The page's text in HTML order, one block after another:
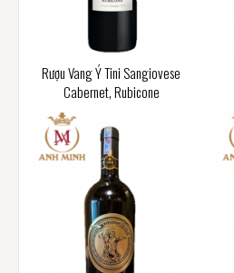
Rượu Vang Ý Tini Sangiovese
Cabernet, Rubicone